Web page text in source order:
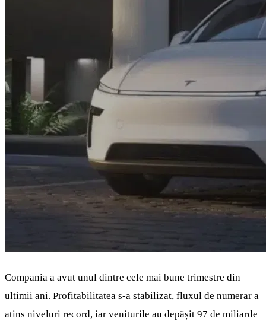
Compania a avut unul dintre cele mai bune trimestre din
ultimii ani. Profitabilitatea s-a stabilizat, fluxul de numerar a
atins niveluri record, iar veniturile au depășit 97 de miliarde